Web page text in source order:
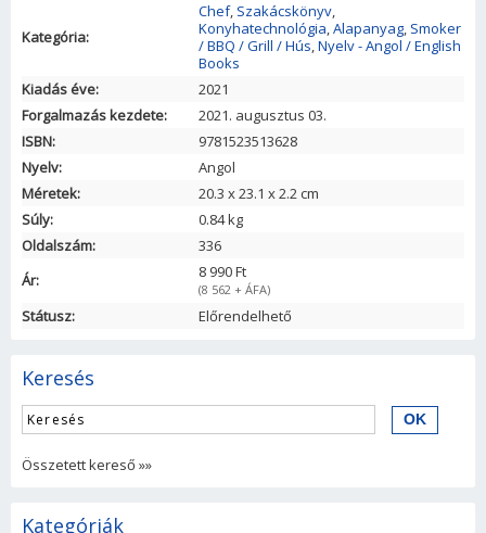
Kategória:
Chef, Szakácskönyv,
Konyhatechnológia,Alapanyag, Smoker
/ BBQ / Grill / Hús,Nyelv - Angol / English
Books
Kiadás éve:
2021
Forgalmazás kezdete:
2021. augusztus 03.
ISBN:
9781523513628
Nyelv:
Angol
Méretek:
20.3 x23.1 x2.2cm
Súly:
0.84 kg
Oldalszám:
336
Ár:
8 990 Ft
(8 562 + ÁFA)
Státusz: Előrendelhető
Keresés
Összetett kereső »»
Kategóriák